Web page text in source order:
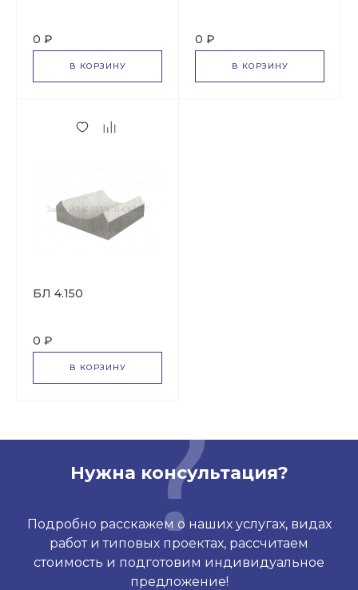
0 ₽
В КОРЗИНУ
0 ₽
В КОРЗИНУ
БЛ 4.150
0 ₽
В КОРЗИНУ
Нужна консультация?
Подробно расскажем о наших услугах, видах
работ и типовых проектах, рассчитаем
стоимость и подготовим индивидуальное
предложение!